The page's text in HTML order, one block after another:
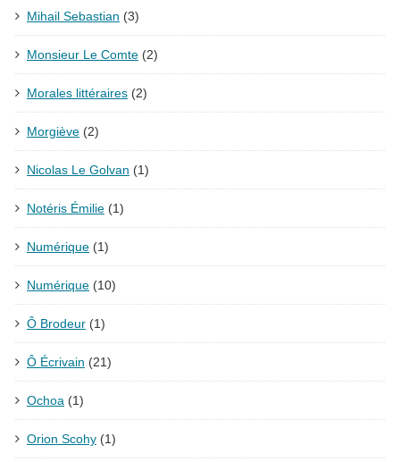
Mihail Sebastian (3)
Monsieur Le Comte (2)
Morales littéraires (2)
Morgiève (2)
Nicolas Le Golvan (1)
Notéris Émilie (1)
Numérique (1)
Numérique (10)
Ô Brodeur (1)
Ô Écrivain (21)
Ochoa (1)
Orion Scohy (1)